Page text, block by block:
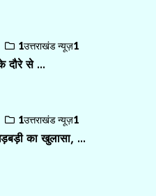
1उत्तराखंड न्यूज़1
दौरे से ...
1उत्तराखंड न्यूज़1
का खुलासा, ...